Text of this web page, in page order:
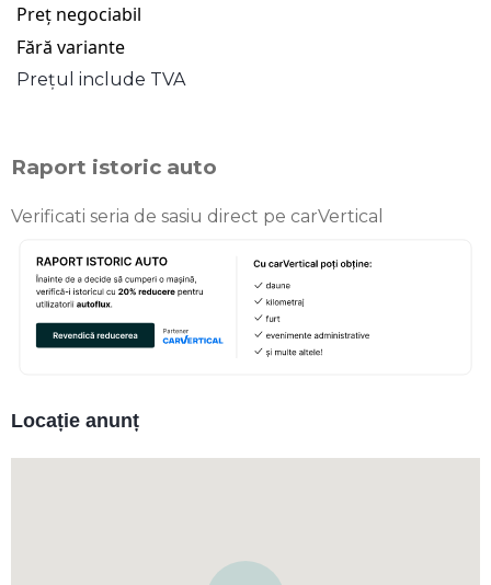
Preț negociabil
Fără variante
Prețul include TVA
Raport istoric auto
Verificati seria de sasiu direct pe carVertical
Locație anunț